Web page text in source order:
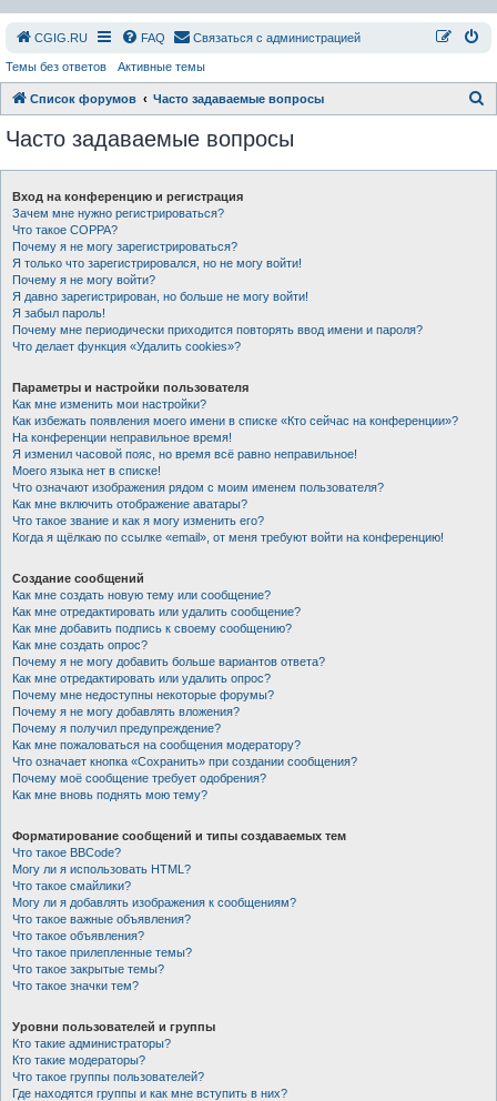
СGIG.RU FAQ Связаться с администрацией
Темы без ответов Активные темы
Список форумов Часто задаваемые вопросы
Часто задаваемые вопросы
Вход на конференцию и регистрация
Зачем мне нужно регистрироваться?
Что такое COPPA?
Почему я не могу зарегистрироваться?
Я только что зарегистрировался, но не могу войти!
Почему я не могу войти?
Я давно зарегистрирован, но больше не могу войти!
Я забыл пароль!
Почему мне периодически приходится повторять ввод имени и пароля?
Что делает функция «Удалить cookies»?
Параметры и настройки пользователя
Как мне изменить мои настройки?
Как избежать появления моего имени в списке «Кто сейчас на конференции»?
На конференции неправильное время!
Я изменил часовой пояс, но время всё равно неправильное!
Моего языка нет в списке!
Что означают изображения рядом с моим именем пользователя?
Как мне включить отображение аватары?
Что такое звание и как я могу изменить его?
Когда я щёлкаю по ссылке «email», от меня требуют войти на конференцию!
Создание сообщений
Как мне создать новую тему или сообщение?
Как мне отредактировать или удалить сообщение?
Как мне добавить подпись к своему сообщению?
Как мне создать опрос?
Почему я не могу добавить больше вариантов ответа?
Как мне отредактировать или удалить опрос?
Почему мне недоступны некоторые форумы?
Почему я не могу добавлять вложения?
Почему я получил предупреждение?
Как мне пожаловаться на сообщения модератору?
Что означает кнопка «Сохранить» при создании сообщения?
Почему моё сообщение требует одобрения?
Как мне вновь поднять мою тему?
Форматирование сообщений и типы создаваемых тем
Что такое BBCode?
Могу ли я использовать HTML?
Что такое смайлики?
Могу ли я добавлять изображения к сообщениям?
Что такое важные объявления?
Что такое объявления?
Что такое прилепленные темы?
Что такое закрытые темы?
Что такое значки тем?
Уровни пользователей и группы
Кто такие администраторы?
Кто такие модераторы?
Что такое группы пользователей?
Где находятся группы и как мне вступить в них?